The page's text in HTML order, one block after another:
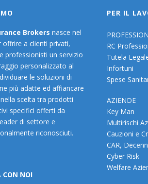
Brokers nasce nel
offrire a clienti privati,
professionisti un servizio
personalizzato al
le soluzioni di
più adatte ed affiancare
scelta tra prodotti
specifici offerti da
di settore e
riconosciuti.
CON NOI
PER IL
RC
Tutela
Infortuni
Spese
AZIENDE
Key Man
Multirischi
Cauzioni e
CAR,
Cyber Risk
Welfare